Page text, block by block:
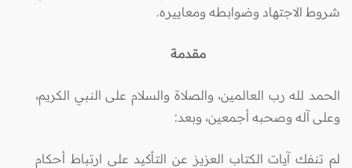
شروط الاجتهاد وضوابطه ومعاييره.
مقدمة
الحمد لله رب العالمين، والصلاة والسلام على النبي الكريم،
وعلى آله وصحبه أجمعين، وبعد:
لم تنفك آيات الكتاب العزيز عن التأكيد على ارتباط أحكام